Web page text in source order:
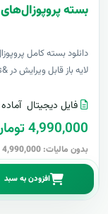
بسته
دانلود بسته کامل
لایه باز قابل ویرایش در &nbs..
فایل دیجیتال
4,990,000 تومان
بدون مالیات: 4,990,000 تومان
افزودن به سبد